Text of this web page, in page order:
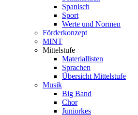
Spanisch
Sport
Werte und Normen
Förderkonzept
MINT
Mittelstufe
Materiallisten
Sprachen
Übersicht Mittelstufe
Musik
Big Band
Chor
Juniorkes